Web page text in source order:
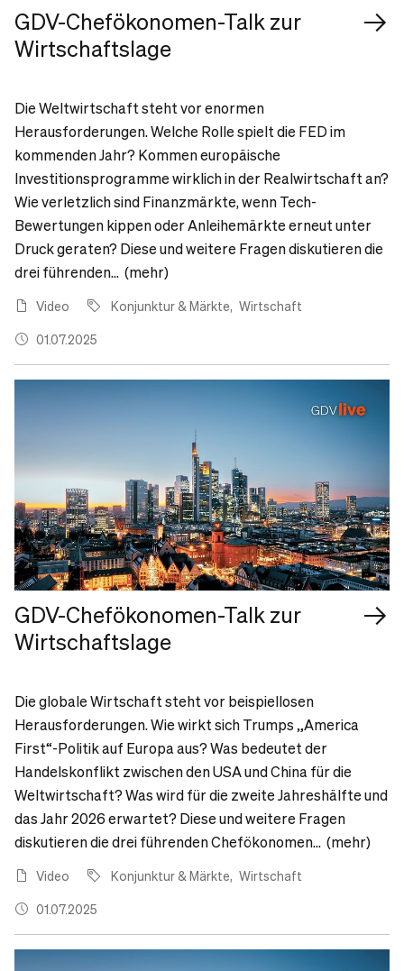
GDV-Chefökonomen-Talk zur
Wirtschaftslage
Die Weltwirtschaft steht vor enormen
Herausforderungen. Welche Rolle spielt die FED im
kommenden Jahr? Kommen europäische
Investitionsprogramme wirklich in der Realwirtschaft an?
Wie verletzlich sind Finanzmärkte, wenn Tech-
Bewertungen kippen oder Anleihemärkte erneut unter
Druck geraten? Diese und weitere Fragen diskutieren die
drei führenden... (mehr)
Video Konjunktur & Märkte Wirtschaft
01.07.2025
GDV-Chefökonomen-Talk zur
Wirtschaftslage
Die globale Wirtschaft steht vor beispiellosen
Herausforderungen. Wie wirkt sich Trumps „America
First“-Politik auf Europa aus? Was bedeutet der
Handelskonflikt zwischen den USA und China für die
Weltwirtschaft? Was wird für die zweite Jahreshälfte und
das Jahr 2026 erwartet? Diese und weitere Fragen
diskutieren die drei führenden Chefökonomen... (mehr)
Video Konjunktur & Märkte Wirtschaft
01.07.2025